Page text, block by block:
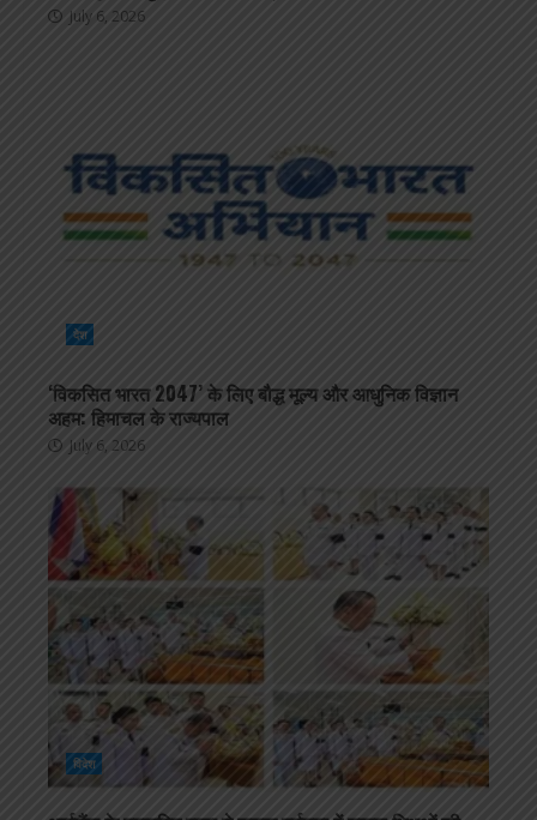
July 6, 2026
देश
‘विकसित भारत 2047’ के लिए बौद्ध मूल्य और आधुनिक विज्ञान
अहम: हिमाचल के राज्यपाल
July 6, 2026
विदेश